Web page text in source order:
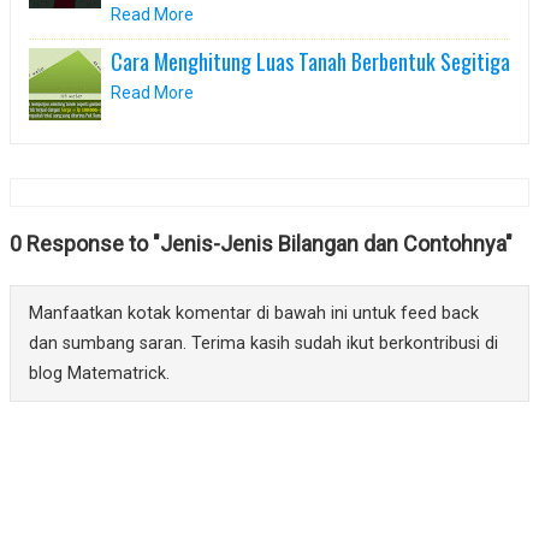
Read More
Cara Menghitung Luas Tanah Berbentuk Segitiga
Read More
0 Response to "Jenis-Jenis Bilangan dan Contohnya"
Manfaatkan kotak komentar di bawah ini untuk feed back
dan sumbang saran. Terima kasih sudah ikut berkontribusi di
blog Matematrick.